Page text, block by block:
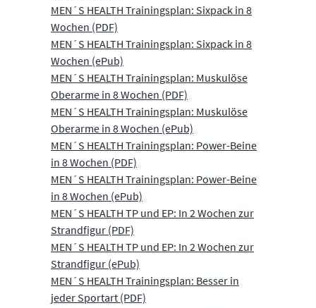
MEN´S HEALTH Trainingsplan: Sixpack in 8
Wochen (PDF)
MEN´S HEALTH Trainingsplan: Sixpack in 8
Wochen (ePub)
MEN´S HEALTH Trainingsplan: Muskulöse
Oberarme in 8 Wochen (PDF)
MEN´S HEALTH Trainingsplan: Muskulöse
Oberarme in 8 Wochen (ePub)
MEN´S HEALTH Trainingsplan: Power-Beine
in 8 Wochen (PDF)
MEN´S HEALTH Trainingsplan: Power-Beine
in 8 Wochen (ePub)
MEN´S HEALTH TP und EP: In 2 Wochen zur
Strandfigur (PDF)
MEN´S HEALTH TP und EP: In 2 Wochen zur
Strandfigur (ePub)
MEN´S HEALTH Trainingsplan: Besser in
jeder Sportart (PDF)